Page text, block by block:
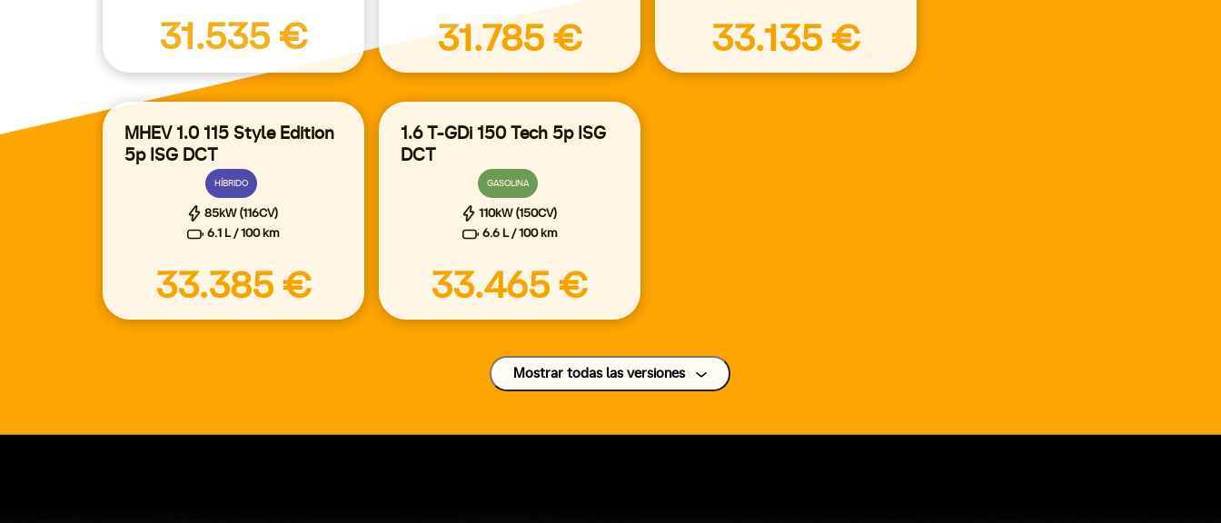
31.535 € 31.785 € 33.135 €
MHEV 1.0 115 Style Edition
5p ISG DCT
HÍBRIDO
85kW (116CV)
6.1 L / 100 km
33.385 €
1.6 T-GDi 150 Tech 5p ISG
DCT
GASOLINA
110kW (150CV)
6.6 L / 100 km
33.465 €
Mostrar todas las versiones